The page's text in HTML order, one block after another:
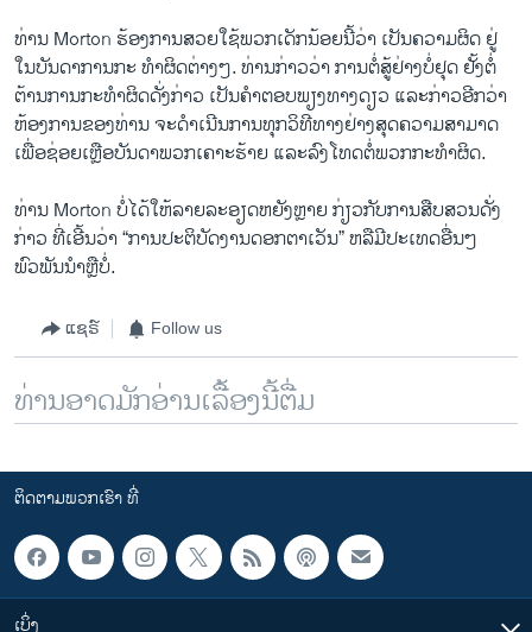
ທ່ານ Morton ຮ້ອງ​ການ​ສວຍ​ໃຊ້​ພວກ​ເດັກນ້ອຍນີ້​ວ່າ ​ເປັນຄວາມ​ຜິດ ຢູ່​
ໃນ​ບັນດາການ​ກະ ທໍາ​ຜິດ​ຕ່າງໆ. ທ່ານກ່າວ​ວ່າ ການ​ຕໍ່ສູ້​ຢ່າງ​ບໍ່​ຢຸດ ຢັ້ງຕໍ່​
ຕ້ານການ​ກະທໍາ​ຜິດ​ດັ່ງກ່າວ ​ເປັນ​ຄໍາ​ຕອບພຽງທາງ​ດຽວ ​ແລະ​ກ່າວ​ອີກ​ວ່າ
ຫ້ອງການ​ຂອງ​ທ່ານ ຈະ​ດຳ​ເນີນ​ການ​ທຸກ​ວິທີ​ທາງຢ່າງ​ສຸດ​ຄວາ​ມສາມາດ ​
ເພື່ອ​ຊ່ອຍ​ເຫຼືອບັນດາ​ພວກ​ເຄາະ​ຮ້າຍ ​ແລະລົງ​ໂທດ​ຕໍ່​ພວກ​ກະທຳ​ຜິດ.
ທ່ານ Morton ​ບໍ່ໄດ້ໃຫ້​ລາຍ​ລະອຽດ​ຫຍັງ​ຫຼາຍ​ ກ່ຽວ​ກັບ​ການ​ສືບສວນດັ່ງ
ກ່າວ ທີ່​ເອີ້ນວ່າ ​“ການ​ປະຕິບັດ​ງານ​ດອກ​ຕາ​ເວັນ” ຫລື​ມີ​ປະ​ເທດ​ອື່ນໆ​
ພົວພັນ​ນຳຫຼືບໍ່.
ແຊຣ໌ Follow us
ທ່ານອາດມັກອ່ານເລື້ອງນີ້ຕື່ມ
ຕິດຕາມພວກເຮົາ ທີ່
ເບິ່ງ